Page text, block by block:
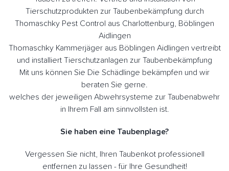
Tierschutzprodukten zur Taubenbekämpfung durch
Thomaschky Pest Control aus Charlottenburg, Böblingen
Aidlingen
Thomaschky Kammerjäger aus Böblingen Aidlingen vertreibt
und installiert Tierschutzanlagen zur Taubenbekämpfung
Mit uns können Sie Die Schädlinge bekämpfen und wir
beraten Sie gerne.
welches der jeweiligen Abwehrsysteme zur Taubenabwehr
in Ihrem Fall am sinnvollsten ist.
Sie haben eine Taubenplage?
Vergessen Sie nicht, Ihren Taubenkot professionell
entfernen zu lassen - für Ihre Gesundheit!